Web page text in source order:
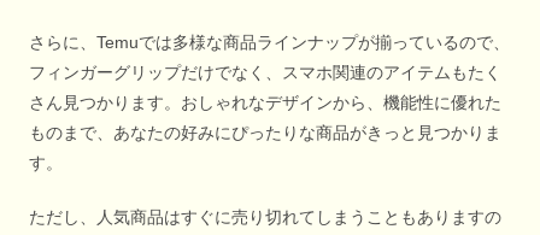
さらに、Temuでは多様な商品ラインナップが揃っているので、
フィンガーグリップだけでなく、スマホ関連のアイテムもたく
さん見つかります。おしゃれなデザインから、機能性に優れた
ものまで、あなたの好みにぴったりな商品がきっと見つかりま
す。
ただし、人気商品はすぐに売り切れてしまうこともありますの